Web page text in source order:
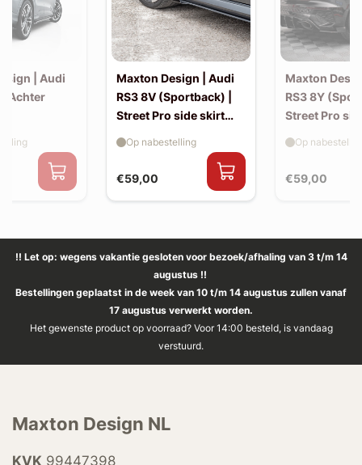
| Audi
| Achter
Maxton Design | Audi
RS3 8V (Sportback) |
Street Pro side skirt
€59,00
Op nabestelling
Maxton
RS3 8Y
Street Pro
€59,00
Op
!! Let op: wegens vakantie gesloten voor bezoek/afhaling van 3 t/m 14
augustus !!
Bestellingen geplaatst in de week van 10 t/m 14 augustus zullen vanaf
17 augustus verwerkt worden.
Het gewenste product op voorraad? Voor 14:00 besteld, is vandaag
verstuurd.
Maxton Design NL
KVK 99447398